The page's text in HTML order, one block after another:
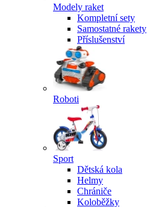
Modely raket
Kompletní sety
Samostatné rakety
Příslušenství
Roboti
Sport
Dětská kola
Helmy
Chrániče
Koloběžky